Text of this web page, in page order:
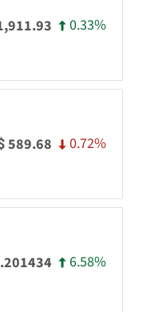
0.33%
589.68 0.72%
6.58%